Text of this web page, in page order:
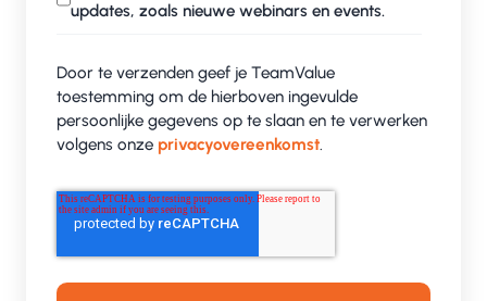
updates, zoals nieuwe webinars en events.
Door te verzenden geef je TeamValue
toestemming om de hierboven ingevulde
persoonlijke gegevens op te slaan en te verwerken
volgens onze privacyovereenkomst.